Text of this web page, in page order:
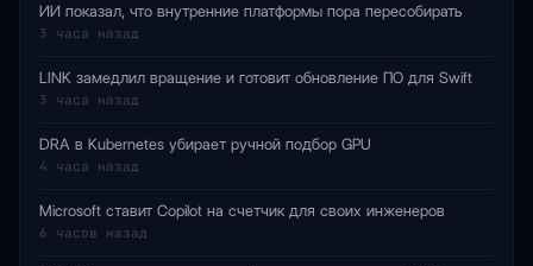
ИИ показал, что внутренние платформы пора пересобирать
3 часа назад
LINK замедлил вращение и готовит обновление ПО для Swift
3 часа назад
DRA в Kubernetes убирает ручной подбор GPU
4 часа назад
Microsoft ставит Copilot на счетчик для своих инженеров
6 часов назад